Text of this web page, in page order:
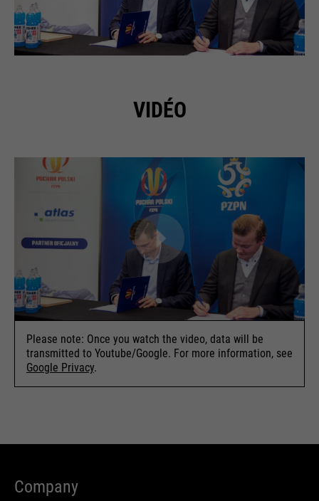
VIDÉO
Please note: Once you watch the video, data will be
transmitted to Youtube/Google. For more information, see
Google Privacy.
Company